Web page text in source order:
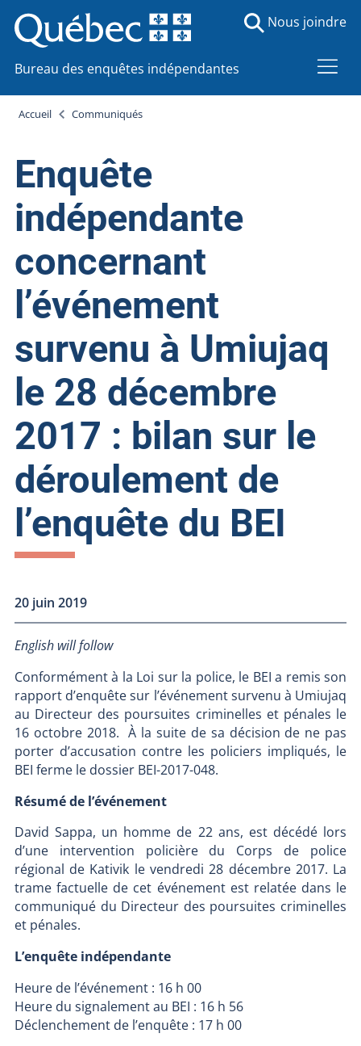
Bureau des enquêtes indépendantes
Nous joindre
Accueil Communiqués
Enquête
indépendante
concernant
l’événement
survenu à Umiujaq
le 28 décembre
2017 : bilan sur le
déroulement de
l’enquête du BEI
20 juin 2019
English will follow
Conformément à la Loi sur la police, le BEI a remis son
rapport d’enquête sur l’événement survenu à Umiujaq
au Directeur des poursuites criminelles et pénales le
16 octobre 2018. À la suite de sa décision de ne pas
porter d’accusation contre les policiers impliqués, le
BEI ferme le dossier BEI-2017-048.
Résumé de l’événement
David Sappa, un homme de 22 ans, est décédé lors
d’une intervention policière du Corps de police
régional de Kativik le vendredi 28 décembre 2017. La
trame factuelle de cet événement est relatée dans le
communiqué du Directeur des poursuites criminelles
et pénales.
L’enquête indépendante
Heure de l’événement : 16 h 00
Heure du signalement au BEI : 16 h 56
Déclenchement de l’enquête : 17 h 00